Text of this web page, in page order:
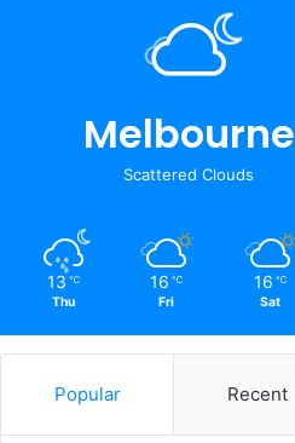
Melbourne
Scattered Clouds
13 ℃
Thu
16 ℃
Fri
16 ℃
Sat
Popular Recent